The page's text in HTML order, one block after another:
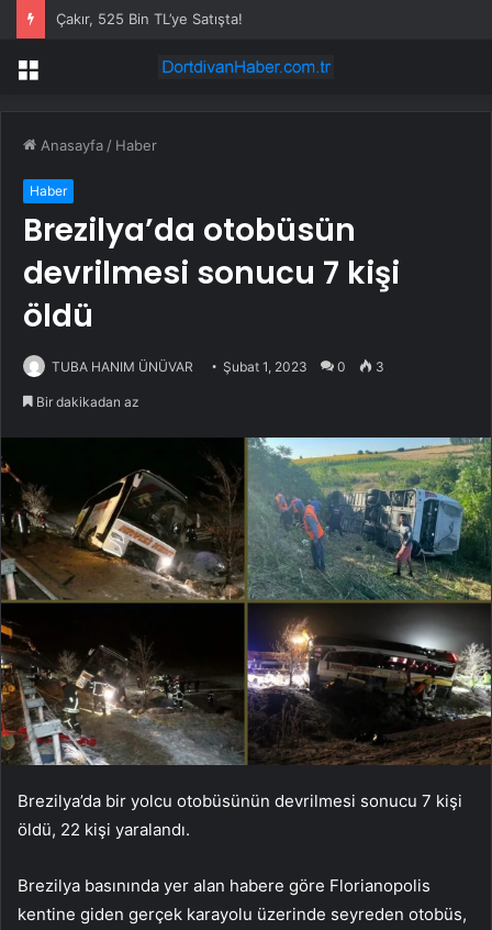
Çakır, 525 Bin TL’ye Satışta!
Menü
Anasayfa / Haber
Haber
Brezilya’da otobüsün
devrilmesi sonucu 7 kişi
öldü
TUBA HANIM ÜNÜVAR Şubat 1, 2023 0 3
Bir dakikadan az
Brezilya’da bir yolcu otobüsünün devrilmesi sonucu 7 kişi
öldü, 22 kişi yaralandı.
Brezilya basınında yer alan habere göre Florianopolis
kentine giden gerçek karayolu üzerinde seyreden otobüs,